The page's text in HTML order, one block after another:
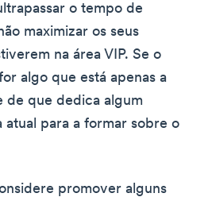
o tempo de
maximizar os seus
na área VIP. Se o
algo que está apenas a
de que dedica algum
atual para a formar sobre o
promover alguns